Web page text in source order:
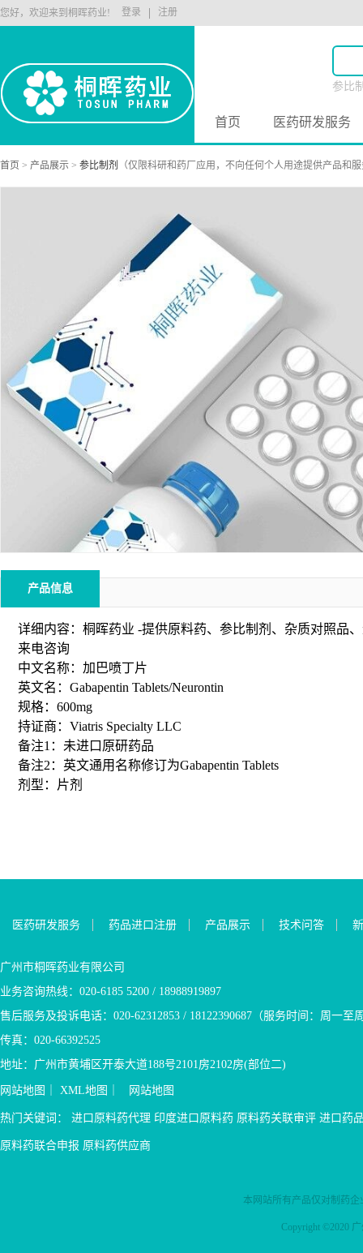
您好，欢迎来到桐晖药业! 注册
登录
参比
首页 医药研发服务
首页 > 产品展示 > 参比制剂 （仅限科研和药厂应用，不向任何个人用途提供产品和
产品信息
详细内容：桐晖药业 -提供原料药、参比制剂、杂质对照品
来电咨询
中文名称：加巴喷丁片
英文名：Gabapentin Tablets/Neurontin
规格：600mg
持证商：Viatris Specialty LLC
备注1：未进口原研药品
备注2：英文通用名称修订为Gabapentin Tablets
剂型：片剂
医药研发服务 药品进口注册 产品展示 技术问答
广州市桐晖药业有限公司
业务咨询热线：020-6185 5200 / 18988919897
售后服务及投诉电话：020-62312853 / 18122390687（服务时间：周一至
传真：020-66392525
地址：广州市黄埔区开泰大道188号2101房2102房(部位二)
网站地图 XML地图 网站地图
热门关键词： 进口原料药代理 印度进口原料药 原料药关联审评 进口药
原料药联合申报 原料药供应商
本网站所有产品仅对制药
Copyright ©2020